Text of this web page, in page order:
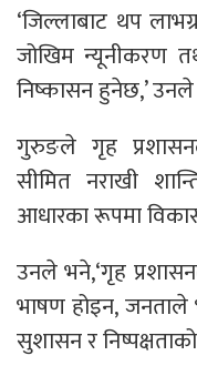
‘जिल्लाबाट थप
जोखिम न्यूनीकरण
निष्कासन हुनेछ,’
गुरुङले गृह
सीमित नराखी
आधारका रूपमा
उनले भने,‘गृह
भाषण होइन, जनताले
सुशासन र